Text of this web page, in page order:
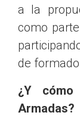
a la
como
de
¿Y
Armadas?